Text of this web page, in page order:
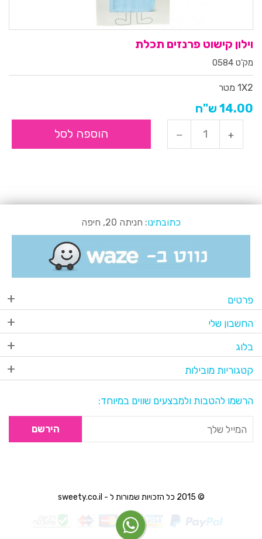
וילון קישוט פרנזים תכלת
מק'ט 0584
1X2 מטר
14.00 ש"ח
הוספה לסל
כתובתינו: חניתה 20, חיפה
פרטים
החשבון שלי
בלוג
קטגוריות מובילות
הרשמו להטבות ולמבצעים שווים במיוחד:
הירשם
© 2015 כל הזכויות שמורות ל - sweety.co.il